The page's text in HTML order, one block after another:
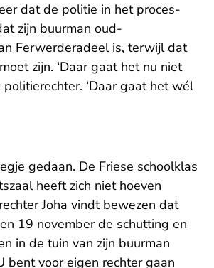
dat de politie in het proces-
zijn buurman oud-
Ferwerderadeel is, terwijl dat
zijn. ‘Daar gaat het nu niet
politierechter. ‘Daar gaat het wél
gedaan. De Friese schoolklas
heeft zich niet hoeven
Joha vindt bewezen dat
19 november de schutting en
in de tuin van zijn buurman
bent voor eigen rechter gaan